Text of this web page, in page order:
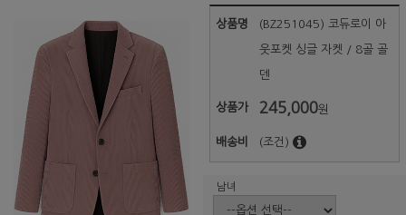
상품명 (BZ251045) 코듀로이 아
웃포켓 싱글 자켓 / 8골 골
덴
상품가 245,000원
배송비 (조건)
남녀